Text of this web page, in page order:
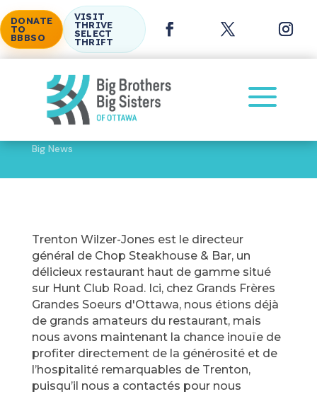
DONATE
TO
BBBSO
VISIT
THRIVE
SELECT
THRIFT
a
Big News
Trenton Wilzer-Jones est le directeur
général de Chop Steakhouse & Bar, un
délicieux restaurant haut de gamme situé
sur Hunt Club Road. Ici, chez Grands Frères
Grandes Soeurs d'Ottawa, nous étions déjà
de grands amateurs du restaurant, mais
nous avons maintenant la chance inouïe de
profiter directement de la générosité et de
l’hospitalité remarquables de Trenton,
puisqu’il nous a contactés pour nous